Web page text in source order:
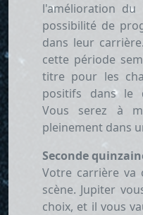
l'amélioration
possibilité de
dans leur
cette période
titre pour les
positifs dans le
Vous serez à
pleinement dans
Seconde
Votre carrière va
scène. Jupiter
choix, et il vous